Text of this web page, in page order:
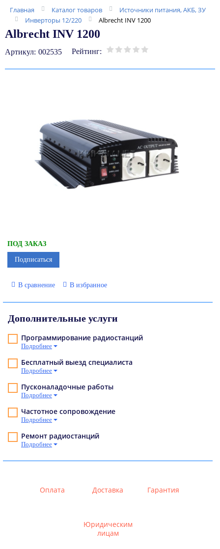
Главная Каталог товаров
Источники питания, АКБ, ЗУ
Инверторы 12/220
Albrecht INV 1200
Albrecht INV 1200
Артикул: 002535 Рейтинг:
ПОД ЗАКАЗ
Подписаться
В сравнение В избранное
Дополнительные услуги
Программирование радиостанций
Подробнее
Бесплатный выезд специалиста
Подробнее
Пусконаладочные работы
Подробнее
Частотное сопровождение
Подробнее
Ремонт радиостанций
Подробнее
Оплата Доставка Гарантия
Юридическим
лицам